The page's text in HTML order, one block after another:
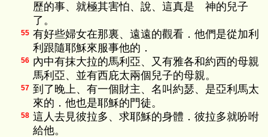
歷的事、就極其害怕、說、這真是 神的兒子
了。
55 有好些婦女在那裏、遠遠的觀看．他們是從加利
利跟隨耶穌來服事他的．
56 內中有抹大拉的馬利亞、又有雅各和約西的母親
馬利亞、並有西庇太兩個兒子的母親。
57 到了晚上、有一個財主、名叫約瑟、是亞利馬太
來的．他也是耶穌的門徒。
58 這人去見彼拉多、求耶穌的身體．彼拉多就吩咐
給他。